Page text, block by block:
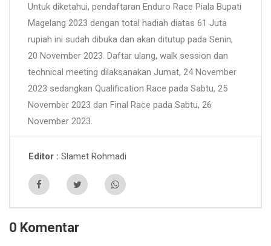
Untuk diketahui, pendaftaran Enduro Race Piala Bupati
Magelang 2023 dengan total hadiah diatas 61 Juta
rupiah ini sudah dibuka dan akan ditutup pada Senin,
20 November 2023. Daftar ulang, walk session dan
technical meeting dilaksanakan Jumat, 24 November
2023 sedangkan Qualification Race pada Sabtu, 25
November 2023 dan Final Race pada Sabtu, 26
November 2023.
Editor Slamet Rohmadi
0 Komentar